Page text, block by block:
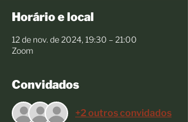
Horário e local
12 de nov. de 2024, 19:30 – 21:00
Zoom
Convidados
+2 outros convidados